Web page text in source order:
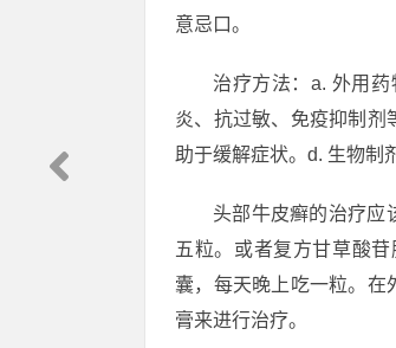
意忌口。
治疗方法：a. 外用
炎、抗过敏、免疫抑制剂
助于缓解症状。d. 生物制
头部牛皮癣的治疗应
五粒。或者复方甘草酸
囊，每天晚上吃一粒。在
膏来进行治疗。